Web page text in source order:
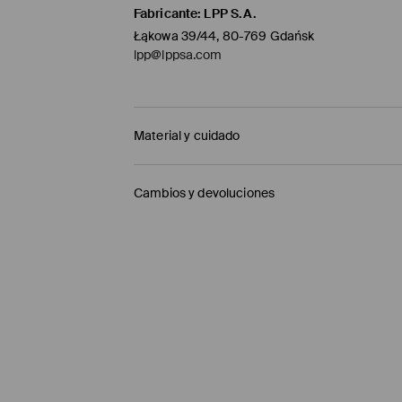
Fabricante: LPP S.A.
Łąkowa 39/44, 80-769 Gdańsk
lpp@lppsa.com
Material y cuidado
1º TELA : 56% VISCOSA, 22% ALGODÓN, 22% LINO
Cambios y devoluciones